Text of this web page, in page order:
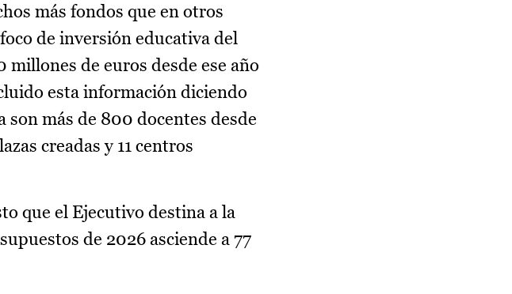
más fondos que en otros
de inversión educativa del
millones de euros desde ese año
esta información diciendo
son más de 800 docentes desde
creadas y 11 centros
que el Ejecutivo destina a la
de 2026 asciende a 77